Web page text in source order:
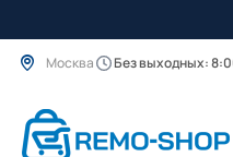
Москва Без выходных: